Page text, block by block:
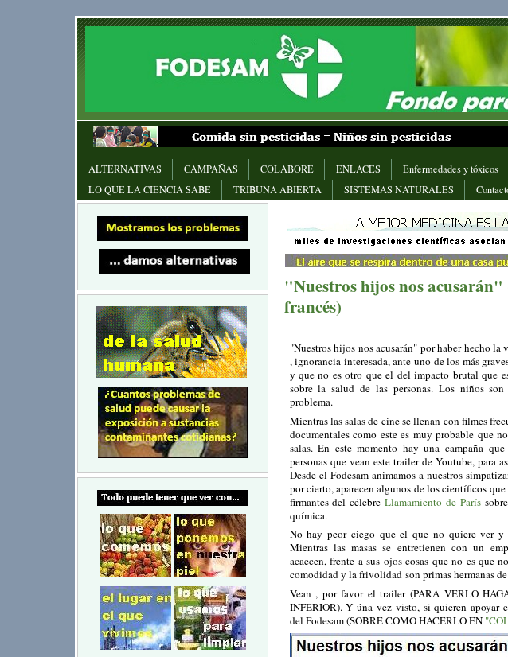
ALTERNATIVAS CAMPAÑAS COLABORE ENLACES Enfermedades y tóxicos
LO QUE LA CIENCIA SABE
TRIBUNA ABIERTA SISTEMAS NATURALES
"Nuestros hijos nos
francés)
"Nuestros hijos nos acusarán" por haber hecho
, ignorancia interesada, ante uno de los más
y que no es otro que el del impacto brutal que
sobre la salud de las personas. Los niños
problema.
Mientras las salas de cine se llenan con filmes
documentales como este es muy probable que
salas. En este momento hay una campaña
personas que vean este trailer de Youtube, para
Desde el Fodesam animamos a nuestros
por cierto, aparecen algunos de los científicos
firmantes del célebreLlamamiento de París
química.
No hay peor ciego que el que no quiere ver y
Mientras las masas se entretienen con un
acaecen, frente a sus ojos cosas que no es que
comodidad y la frivolidad son primas hermanas
Vean , por favor el trailer (PARA VERLO
INFERIOR). Y úna vez visto, si quieren apoyar
del Fodesam (SOBRE COMO HACERLO EN